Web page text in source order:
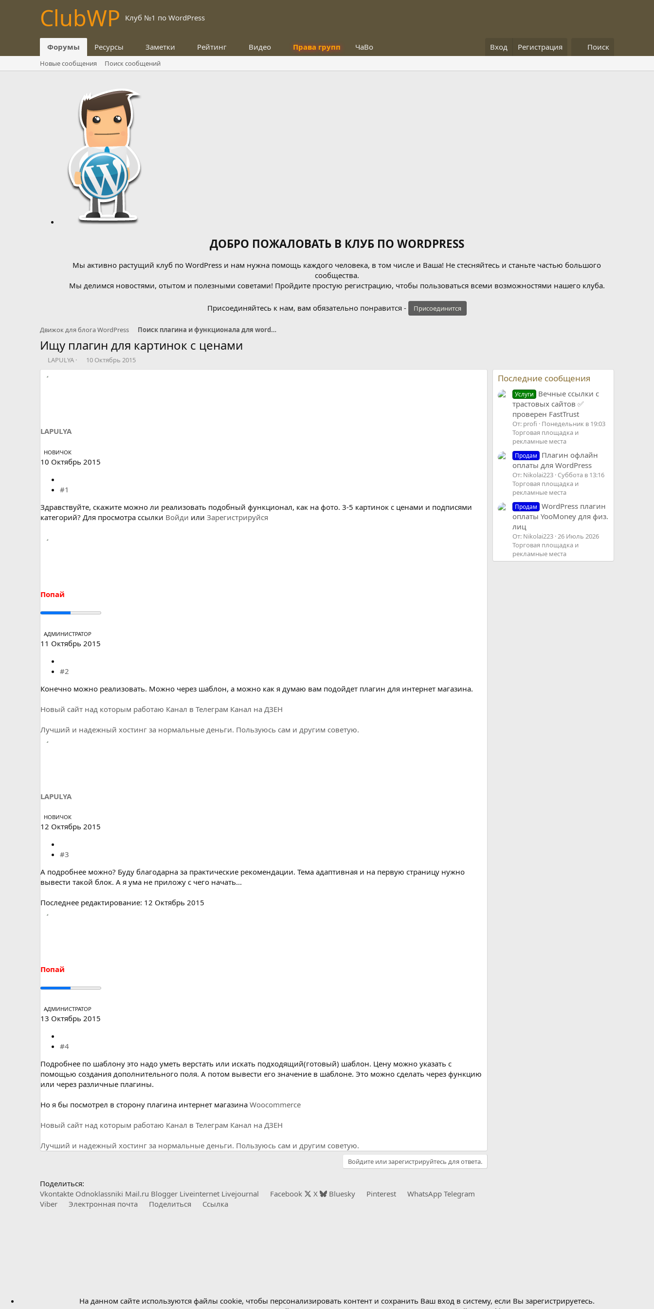
ClubWP Клуб №1 по WordPress
Форумы Ресурсы Заметки Рейтинг Видео Права групп ЧаВо Вход Регистрация Поиск
Новые сообщения Поиск сообщений
ДОБРО ПОЖАЛОВАТЬ В КЛУБ ПО WORDPRESS
Мы активно растущий клуб по WordPress и нам нужна помощь каждого человека, в том числе и Ваша! Не стесняйтесь и станьте частью большого
сообщества.
Мы делимся новостями, отытом и полезными советами! Пройдите простую регистрацию, чтобы пользоваться всеми возможностями нашего клуба.
Присоединяйтесь к нам, вам обязательно понравится - Присоединится
Движок для блога WordPress Поиск плагина и функционала для wordpress
Ищу плагин для картинок с ценами
А
в
т
ы
LAPULYA
Д
а
10 Октябрь 2015
LAPULYA
НОВИЧОК
10 Октябрь 2015
#1
Здравствуйте, скажите можно ли реализовать подобный функционал, как на фото. 3-5 картинок с ценами и подписями
категорий? Для просмотра ссылки Войди или Зарегистрируйся
Попай
АДМИНИСТРАТОР
11 Октябрь 2015
#2
Конечно можно реализовать. Можно через шаблон, а можно как я думаю вам подойдет плагин для интернет магазина.
Новый сайт над которым работаю Канал в Телеграм Канал на ДЗЕН
Лучший и надежный хостинг за нормальные деньги. Пользуюсь сам и другим советую.
LAPULYA
НОВИЧОК
12 Октябрь 2015
#3
А подробнее можно? Буду благодарна за практические рекомендации. Тема адаптивная и на первую страницу нужно
вывести такой блок. А я ума не приложу с чего начать...
Последнее редактирование: 12 Октябрь 2015
Попай
АДМИНИСТРАТОР
13 Октябрь 2015
#4
Подробнее по шаблону это надо уметь верстать или искать подходящий(готовый) шаблон. Цену можно указать с
помощью создания дополнительного поля. А потом вывести его значение в шаблоне. Это можно сделать через функцию
или через различные плагины.
Но я бы посмотрел в сторону плагина интернет магазина Woocommerce
Новый сайт над которым работаю Канал в Телеграм Канал на ДЗЕН
Лучший и надежный хостинг за нормальные деньги. Пользуюсь сам и другим советую.
Войдите или зарегистрируйтесь для ответа.
Поделиться:
Vkontakte Odnoklassniki Mail.ru Blogger Liveinternet Livejournal Facebook X Bluesky Pinterest WhatsApp Telegram
Viber
Электронная почта Поделиться Ссылка
Последние сообщения
Услуги
Вечные ссылки с
трастовых сайтов ✅
проверен FastTrust
От: profi
Понедельник в 19:03
Торговая площадка и
рекламные места
Продам
Плагин офлайн
оплаты для WordPress
От: Nikolai223 Суббота в 13:16
Торговая площадка и
рекламные места
Продам
WordPress плагин
оплаты YooMoney для физ.
лиц
От: Nikolai223 26 Июль 2026
Торговая площадка и
рекламные места
На данном сайте используются файлы cookie, чтобы персонализировать контент и сохранить Ваш вход в систему, если Вы зарегистрируетесь.